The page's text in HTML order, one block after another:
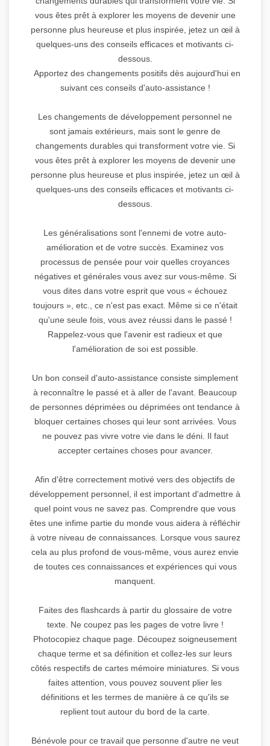
vous êtes prêt à explorer les moyens de devenir une
personne plus heureuse et plus inspirée, jetez un œil à
quelques-uns des conseils efficaces et motivants ci-
dessous.
Apportez des changements positifs dès aujourd'hui en
suivant ces conseils d'auto-assistance !
Les changements de développement personnel ne
sont jamais extérieurs, mais sont le genre de
changements durables qui transforment votre vie. Si
vous êtes prêt à explorer les moyens de devenir une
personne plus heureuse et plus inspirée, jetez un œil à
quelques-uns des conseils efficaces et motivants ci-
dessous.
Les généralisations sont l'ennemi de votre auto-
amélioration et de votre succès. Examinez vos
processus de pensée pour voir quelles croyances
négatives et générales vous avez sur vous-même. Si
vous dites dans votre esprit que vous « échouez
toujours », etc., ce n'est pas exact. Même si ce n'était
qu'une seule fois, vous avez réussi dans le passé !
Rappelez-vous que l'avenir est radieux et que
l'amélioration de soi est possible.
Un bon conseil d'auto-assistance consiste simplement
à reconnaître le passé et à aller de l'avant. Beaucoup
de personnes déprimées ou déprimées ont tendance à
bloquer certaines choses qui leur sont arrivées. Vous
ne pouvez pas vivre votre vie dans le déni. Il faut
accepter certaines choses pour avancer.
Afin d'être correctement motivé vers des objectifs de
développement personnel, il est important d'admettre à
quel point vous ne savez pas. Comprendre que vous
êtes une infime partie du monde vous aidera à réfléchir
à votre niveau de connaissances. Lorsque vous saurez
cela au plus profond de vous-même, vous aurez envie
de toutes ces connaissances et expériences qui vous
manquent.
Faites des flashcards à partir du glossaire de votre
texte. Ne coupez pas les pages de votre livre !
Photocopiez chaque page. Découpez soigneusement
chaque terme et sa définition et collez-les sur leurs
côtés respectifs de cartes mémoire miniatures. Si vous
faites attention, vous pouvez souvent plier les
définitions et les termes de manière à ce qu'ils se
replient tout autour du bord de la carte.
Bénévole pour ce travail que personne d'autre ne veut